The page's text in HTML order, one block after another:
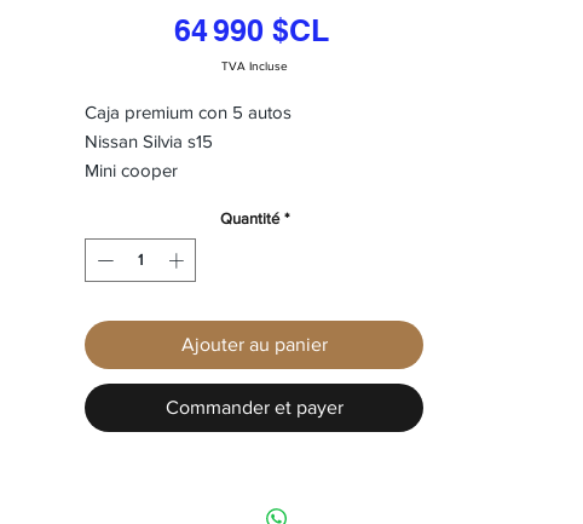
64 990 $CLPrix
TVA Incluse
Caja premium con 5 autos
Nissan Silvia s15
Mini cooper
Porsche 911
Todos con ruedas de goma y metalicos
Quantité *
Ajouter au panier
Commander et payer